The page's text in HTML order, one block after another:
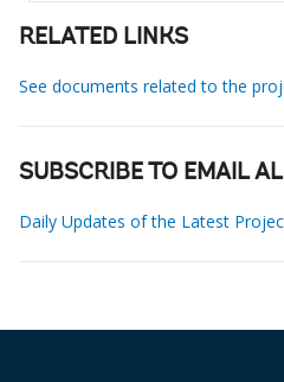
RELATED LINKS
See documents related to the
SUBSCRIBE TO EMAIL
Daily Updates of the Latest